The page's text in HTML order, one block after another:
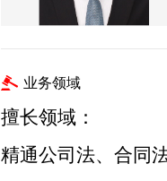
业务领域
擅长领域：
精通公司法、合同